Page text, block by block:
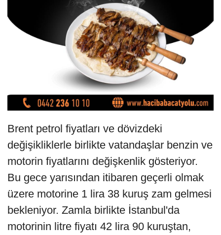
Brent petrol fiyatları ve dövizdeki
değişikliklerle birlikte vatandaşlar benzin ve
motorin fiyatlarını değişkenlik gösteriyor.
Bu gece yarısından itibaren geçerli olmak
üzere motorine 1 lira 38 kuruş zam gelmesi
bekleniyor. Zamla birlikte İstanbul'da
motorinin litre fiyatı 42 lira 90 kuruştan,